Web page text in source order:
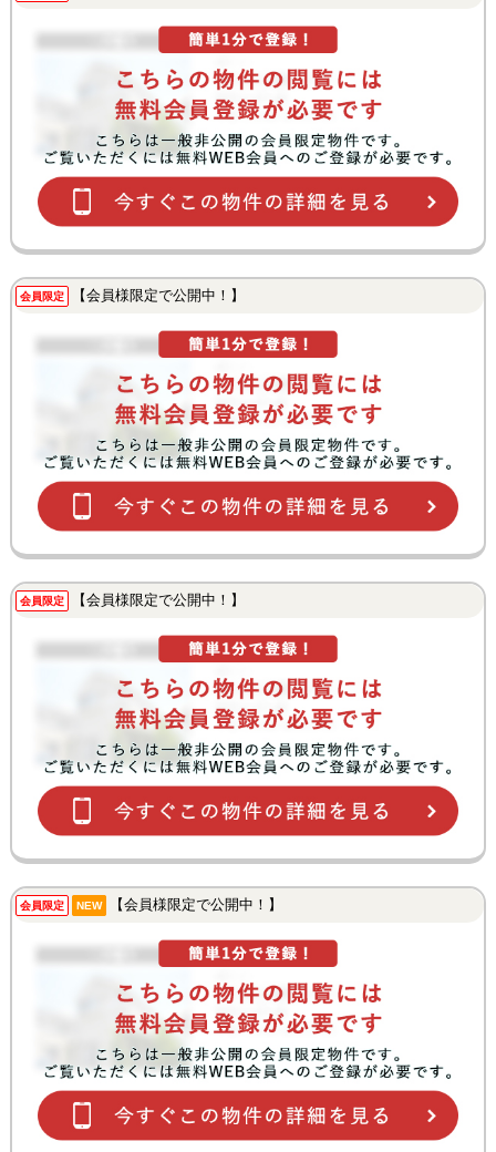
会員限定 【会員様限定で公開中！】
会員限定 【会員様限定で公開中！】
会員限定 NEW 【会員様限定で公開中！】